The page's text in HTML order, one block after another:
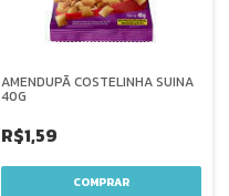
AMENDUPÃ COSTELINHA SUINA
40G
R$1,59